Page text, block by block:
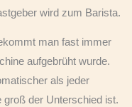
wird zum Barista.
man fast immer
aufgebrüht wurde.
als jeder
groß der Unterschied ist.